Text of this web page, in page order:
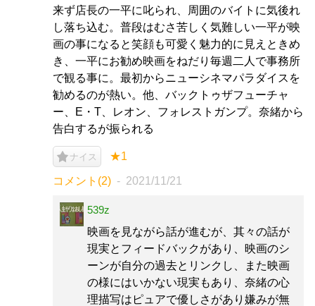
来ず店長の一平に叱られ、周囲のバイトに気後れ
し落ち込む。普段はむさ苦しく気難しい一平が映
画の事になると笑顔も可愛く魅力的に見えときめ
き、一平にお勧め映画をねだり毎週二人で事務所
で観る事に。最初からニューシネマパラダイスを
勧めるのが熱い。他、バックトゥザフューチャ
ー、E・T、レオン、フォレストガンプ。奈緒から
告白するが振られる
ナイス ★1
コメント(2) 2021/11/21
539z
映画を見ながら話が進むが、其々の話が
現実とフィードバックがあり、映画のシ
ーンが自分の過去とリンクし、また映画
の様にはいかない現実もあり、奈緒の心
理描写はピュアで優しさがあり嫌みが無